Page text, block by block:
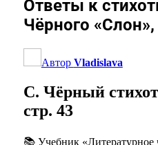
Ответы к
Чёрного
Автор Vladislava
С. Чёрный
стр. 43
📚 Учебник «Литературное